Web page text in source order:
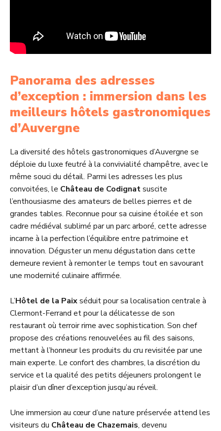
Panorama des adresses
d’exception : immersion dans les
meilleurs hôtels gastronomiques
d’Auvergne
La diversité des hôtels gastronomiques d’Auvergne se
déploie du luxe feutré à la convivialité champêtre, avec le
même souci du détail. Parmi les adresses les plus
convoitées, le Château de Codignatsuscite
l’enthousiasme des amateurs de belles pierres et de
grandes tables. Reconnue pour sa cuisine étoilée et son
cadre médiéval sublimé par un parc arboré, cette adresse
incarne à la perfection l’équilibre entre patrimoine et
innovation. Déguster un menu dégustation dans cette
demeure revient à remonter le temps tout en savourant
une modernité culinaire affirmée.
L’Hôtel de la Paixséduit pour sa localisation centrale à
Clermont-Ferrand et pour la délicatesse de son
restaurant où terroir rime avec sophistication. Son chef
propose des créations renouvelées au fil des saisons,
mettant à l’honneur les produits du cru revisitée par une
main experte. Le confort des chambres, la discrétion du
service et la qualité des petits déjeuners prolongent le
plaisir d’un dîner d’exception jusqu’au réveil.
Une immersion au cœur d’une nature préservée attend les
visiteurs du Château de Chazemais, devenu